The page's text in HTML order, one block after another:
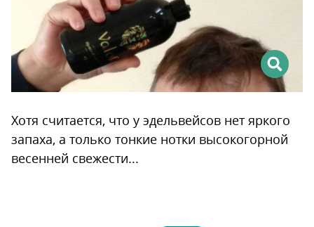
Хотя считается, что у эдельвейсов нет яркого
запаха, а только тонкие нотки высокогорной
весенней свежести...